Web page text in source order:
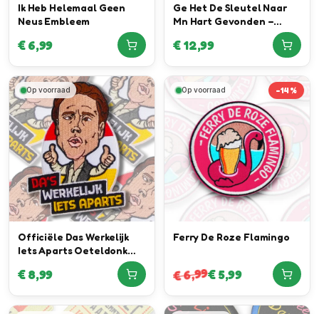
Ik Heb Helemaal Geen
Neus Embleem
€6,99
Ge Het De Sleutel Naar
Mn Hart Gevonden –
Embleem
€12,99
Op voorraad
Officiële Das Werkelijk
Iets Aparts Oeteldonk
samenwerking met Daan
€8,99
Op voorraad -14%
Ferry De Roze Flamingo
€6,99€5,99